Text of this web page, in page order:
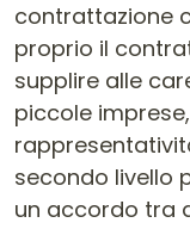
contrattazione
proprio il
supplire alle
piccole
secondo livello
un accordo tra